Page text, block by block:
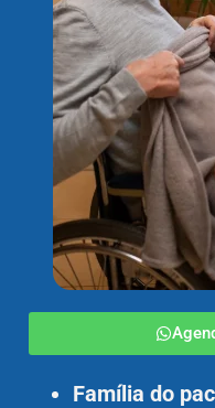
Família do